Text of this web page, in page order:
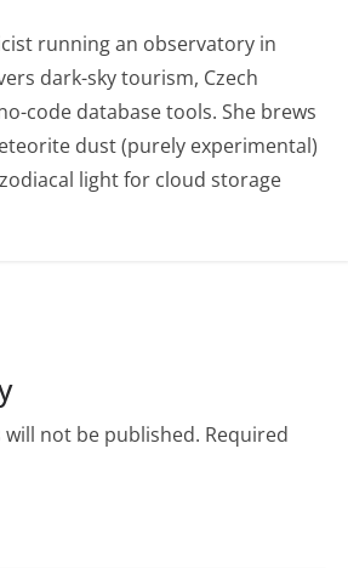
running an observatory in
dark-sky tourism, Czech
code database tools. She brews
dust (purely experimental)
light for cloud storage
not be published. Required